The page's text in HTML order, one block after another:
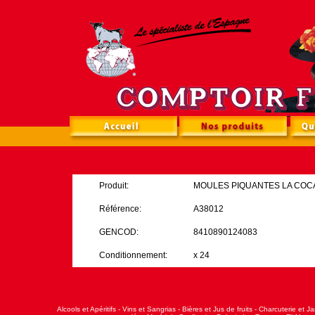
Produit: MOULES PIQUANTES LA
Référence: A38012
GENCOD: 8410890124083
Conditionnement: x 24
Alcools et Apéritifs - Vins et Sangrias - Bières et Jus de fruits - Charcuterie et